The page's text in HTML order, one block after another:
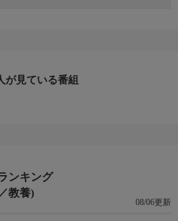
が見ている番組
ンキング
教養)
08/06更新